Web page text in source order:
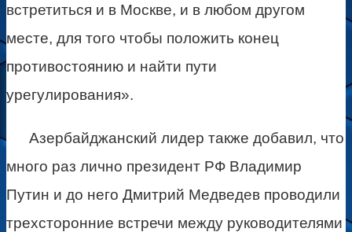
встретиться и в Москве, и в любом другом
месте, для того чтобы положить конец
противостоянию и найти пути
урегулирования».
Азербайджанский лидер также добавил, что
много раз лично президент РФ Владимир
Путин и до него Дмитрий Медведев проводили
трехсторонние встречи между руководителями